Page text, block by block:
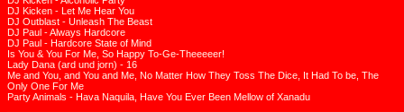
DJ Kicken - Let Me Hear You
DJ Outblast - Unleash The Beast
DJ Paul - Always Hardcore
DJ Paul - Hardcore State of Mind
Is You & You For Me, So Happy To-Ge-Theeeeer!
Lady Dana (ard und jorn) - 16
Me and You, and You and Me, No Matter How They Toss The Dice, It Had To be, The
Only One For Me
Party Animals - Hava Naquila, Have You Ever Been Mellow of Xanadu